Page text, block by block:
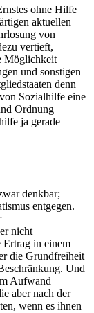
ohne Hilfe
aktuellen
von
vertieft,
Möglichkeit
und sonstigen
denn
Sozialhilfe eine
Ordnung
ja gerade
denkbar;
entgegen.
nicht
in einem
die Grundfreiheit
Und
Aufwand
aber nach der
wenn es ihnen